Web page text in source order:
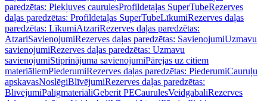
paredzētas: Piekļuves caurulesProfildetaļas SuperTubeRezerves
daļas paredzētas: Profildetaļas SuperTubeLīkumiRezerves daļas
paredzētas: LīkumiAtzariRezerves daļas paredzētas:
AtzariSavienojumiRezerves daļas paredzētas: SavienojumiUzmavu
savienojumiRezerves daļas paredzētas: Uzmavu
savienojumiStiprinājuma savienojumiPārejas uz citiem
materiāliemPiederumiRezerves daļas paredzētas: PiederumiCauruļu
apskavasNoslēgiBlīvējumiRezerves daļas paredzētas:
BlīvējumiPalīgmateriāliGeberit PECaurulesVeidgabaliRezerves